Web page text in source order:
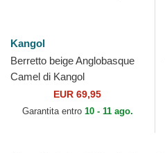
Kangol
Berretto beige Anglobasque
Camel di Kangol
EUR 69,95
Garantita entro 10 - 11 ago.